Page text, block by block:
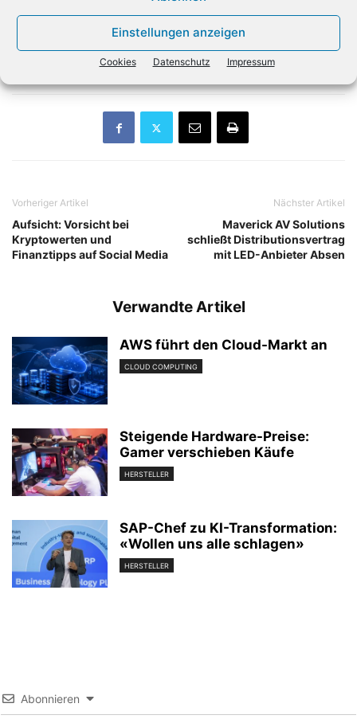
Einstellungen anzeigen
Cookies Datenschutz Impressum
begann zwar mit einem fulminanten Weihnachtsgeschäft,
danach hatte jedoch ein monatelanger Lockdown nicht
zuletzt in Deutschland die Geschäfte gebremst. (
Vorheriger Artikel
Aufsicht: Vorsicht bei
Kryptowerten und
Finanztipps auf Social Media
Nächster Artikel
Maverick AV Solutions
schließt Distributionsvertrag
mit LED-Anbieter Absen
Verwandte Artikel
AWS führt den Cloud-Markt an
CLOUD COMPUTING
Steigende Hardware-Preise:
Gamer verschieben Käufe
HERSTELLER
SAP-Chef zu KI-Transformation:
«Wollen uns alle schlagen»
HERSTELLER
Abonnieren